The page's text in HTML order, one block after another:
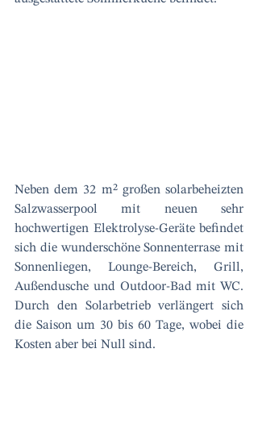
Neben dem 32 m² großen solarbeheizten
Salzwasserpool mit neuen sehr
hochwertigen Elektrolyse-Geräte befindet
sich die wunderschöne Sonnenterrase mit
Sonnenliegen, Lounge-Bereich, Grill,
Außendusche und Outdoor-Bad mit WC.
Durch den Solarbetrieb verlängert sich
die Saison um 30 bis 60 Tage, wobei die
Kosten aber bei Null sind.